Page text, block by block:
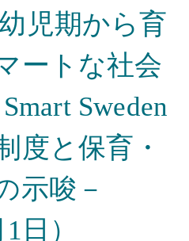
児期から育
ートな社会
Sweden
度と保育・
示唆－
日）